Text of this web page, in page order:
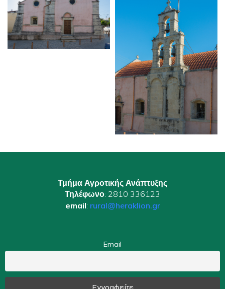
Τμήμα Αγροτικής Ανάπτυξης
Τηλέφωνο: 2810 336123
email: rural@heraklion.gr
Email